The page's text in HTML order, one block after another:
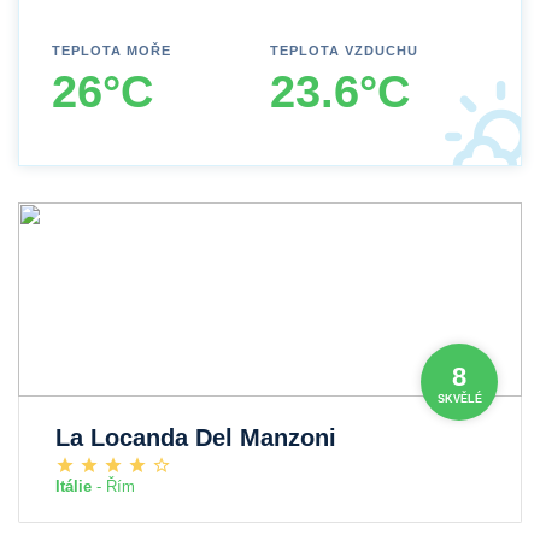
TEPLOTA MOŘE
26°C
TEPLOTA VZDUCHU
23.6°C
8
SKVĚLÉ
La Locanda Del Manzoni
Itálie - Řím